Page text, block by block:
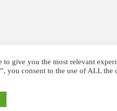
to give you the most relevant
you consent to the use of ALL